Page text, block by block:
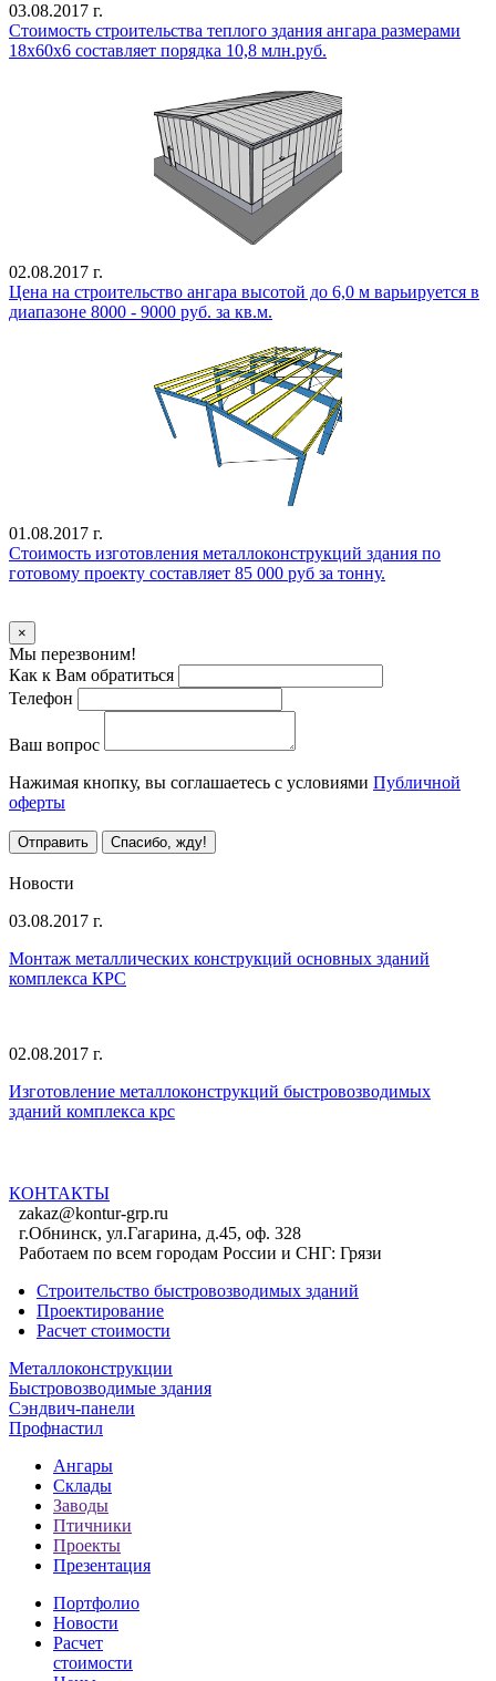
03.08.2017 г.
Стоимость строительства теплого здания ангара размерами
18х60х6 составляет порядка 10,8 млн.руб.
02.08.2017 г.
Цена на строительство ангара высотой до 6,0 м варьируется в
диапазоне 8000 - 9000 руб. за кв.м.
01.08.2017 г.
Стоимость изготовления металлоконструкций здания по
готовому проекту составляет 85 000 руб за тонну.
×
Мы перезвоним!
Как к Вам обратиться
Телефон
Ваш вопрос
Нажимая кнопку, вы соглашаетесь с условиями Публичной
оферты
Отправить Спасибо, жду!
Новости
03.08.2017 г.
Монтаж металлических конструкций основных зданий
комплекса КРС
02.08.2017 г.
Изготовление металлоконструкций быстровозводимых
зданий комплекса крс
КОНТАКТЫ
zakaz@kontur-grp.ru
г.Обнинск, ул.Гагарина, д.45, оф. 328
Работаем по всем городам России и СНГ: Грязи
Строительство быстровозводимых зданий
Проектирование
Расчет стоимости
Металлоконструкции
Быстровозводимые здания
Сэндвич-панели
Профнастил
Ангары
Склады
Заводы
Птичники
Проекты
Презентация
Портфолио
Новости
Расчет
стоимости